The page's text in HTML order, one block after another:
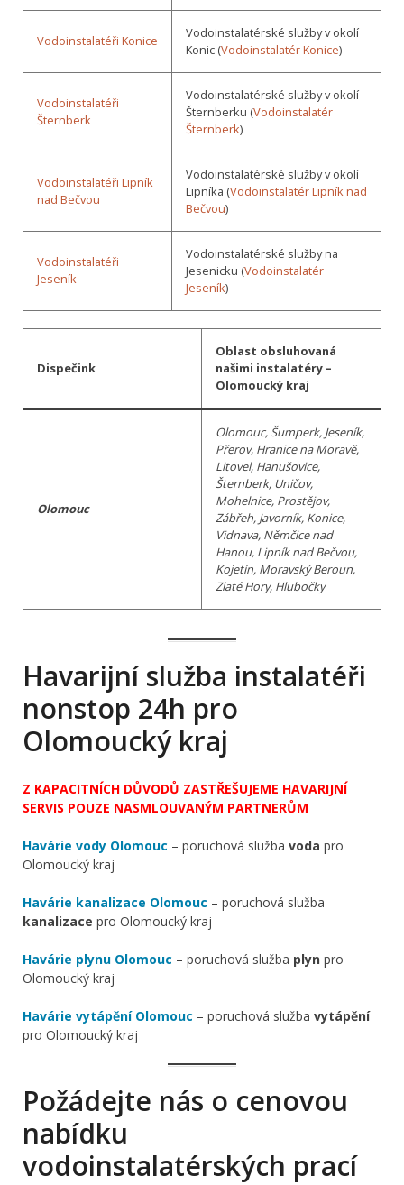
Vodoinstalatéři Konice
Vodoinstalatérské služby v okolí
Konic (Vodoinstalatér Konice)
Vodoinstalatéři
Šternberk
Vodoinstalatérské služby v okolí
Šternberku (Vodoinstalatér
Šternberk)
Vodoinstalatéři Lipník
nad Bečvou
Vodoinstalatérské služby v okolí
Lipníka (Vodoinstalatér Lipník nad
Bečvou)
Vodoinstalatéři
Jeseník
Vodoinstalatérské služby na
Jesenicku (Vodoinstalatér
Jeseník)
Dispečink
Oblast obsluhovaná
našimi instalatéry –
Olomoucký kraj
Olomouc
Olomouc, Šumperk, Jeseník,
Přerov, Hranice na Moravě,
Litovel, Hanušovice,
Šternberk, Uničov,
Mohelnice, Prostějov,
Zábřeh, Javorník, Konice,
Vidnava, Němčice nad
Hanou, Lipník nad Bečvou,
Kojetín, Moravský Beroun,
Zlaté Hory, Hlubočky
Havarijní služba instalatéři
nonstop 24h pro
Olomoucký kraj
Z KAPACITNÍCH DŮVODŮ ZASTŘEŠUJEME HAVARIJNÍ
SERVIS POUZE NASMLOUVANÝM PARTNERŮM
Havárie vody Olomouc – poruchová služba voda pro
Olomoucký kraj
Havárie kanalizace Olomouc – poruchová služba
kanalizace pro Olomoucký kraj
Havárie plynu Olomouc – poruchová služba plyn pro
Olomoucký kraj
Havárie vytápění Olomouc – poruchová služba vytápění
pro Olomoucký kraj
Požádejte nás o cenovou
nabídku
vodoinstalatérských prací